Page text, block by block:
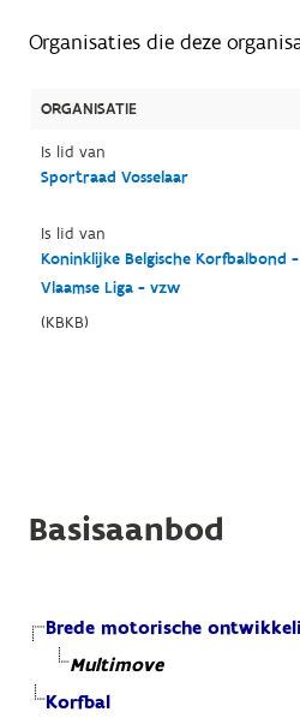
Organisaties die deze
ORGANISATIE
Is lid van
Sportraad Vosselaar
Is lid van
Koninklijke Belgische Korfbalbond -
Vlaamse Liga - vzw
(KBKB)
Basisaanbod
Brede motorische
Multimove
Korfbal